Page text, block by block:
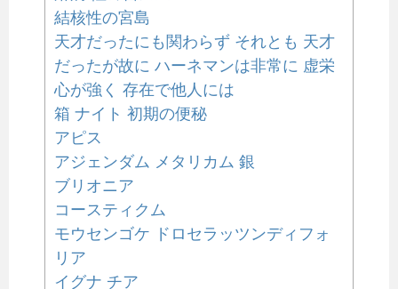
結核性の宮島
天才だったにも関わらず それとも 天才
だったが故に ハーネマンは非常に 虚栄
心が強く 存在で他人には
箱 ナイト 初期の便秘
アピス
アジェンダム メタリカム 銀
ブリオニア
コースティクム
モウセンゴケ ドロセラッツンディフォ
リア
イグナ チア